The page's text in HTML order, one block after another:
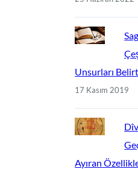
Unsurları
17 Kasım 2019
Ayıran